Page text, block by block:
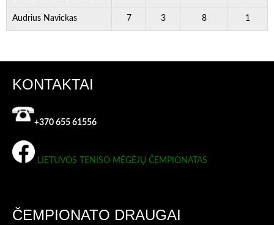
Audrius Navickas 7 3 8 1
KONTAKTAI
+370 655 61556
LIETUVOS TENISO MĖGĖJŲ ČEMPIONATAS
ČEMPIONATO DRAUGAI